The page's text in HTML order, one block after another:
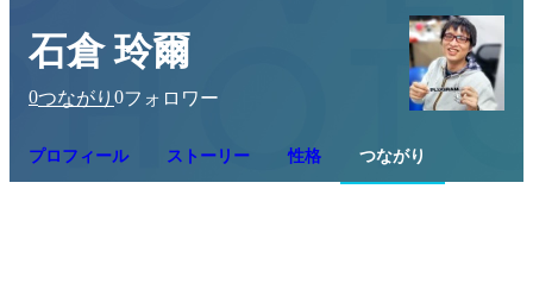
石倉 玲爾
0つながり 0フォロワー
プロフィール ストーリー 性格 つながり